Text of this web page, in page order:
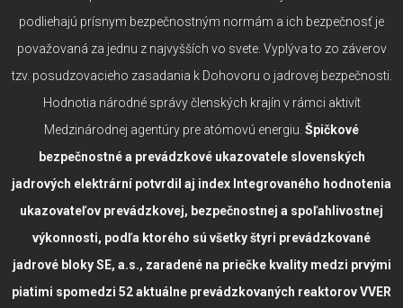
podliehajú prísnym bezpečnostným normám a ich bezpečnosť je
považovaná za jednu z najvyšších vo svete. Vyplýva to zo záverov
tzv. posudzovacieho zasadania k Dohovoru o jadrovej bezpečnosti.
Hodnotia národné správy členských krajín v rámci aktivít
Medzinárodnej agentúry pre atómovú energiu. Špičkové
bezpečnostné a prevádzkové ukazovatele slovenských
jadrových elektrární potvrdil aj index Integrovaného hodnotenia
ukazovateľov prevádzkovej, bezpečnostnej a spoľahlivostnej
výkonnosti, podľa ktorého sú všetky štyri prevádzkované
jadrové bloky SE, a.s., zaradené na priečke kvality medzi prvými
piatimi spomedzi 52 aktuálne prevádzkovaných reaktorov VVER